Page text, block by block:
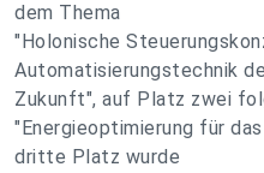
dem Thema
"Holonische
Automatisierungstechnik
Zukunft", auf Platz zwei
"Energieoptimierung für
dritte Platz wurde